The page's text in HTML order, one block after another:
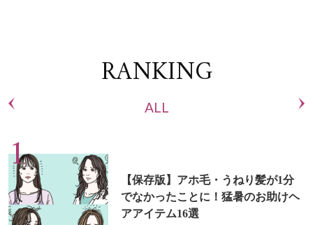
RANKING
ALL
【保存版】アホ毛・うねり髪が1分
でなかったことに！猛暑のお助けヘ
アアイテム16選